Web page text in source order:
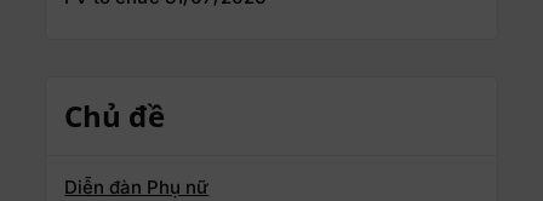
Chủ đề
Diễn đàn Phụ nữ